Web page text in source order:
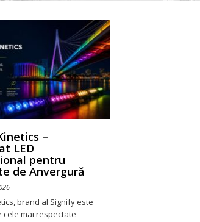
–
LED
pentru
de Anvergură
brand al Signify este
cele mai respectate